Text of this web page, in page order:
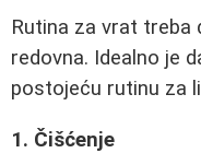
Rutina za vrat treba
redovna. Idealno je
postojeću rutinu za
1. Čišćenje